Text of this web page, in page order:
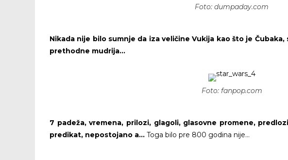
Foto: dumpaday.com
Nikada nije bilo sumnje da iza veličine Vukija kao što je
prethodne mudrija…
Foto: fanpop.com
7 padeža, vremena, prilozi, glagoli, glasovne promene,
predikat, nepostojano a… Toga bilo pre 800 godina nije…